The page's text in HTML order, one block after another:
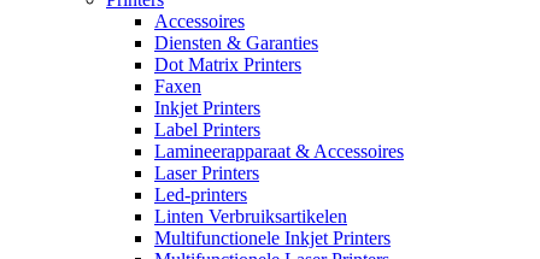
Accessoires
Diensten & Garanties
Dot Matrix Printers
Faxen
Inkjet Printers
Label Printers
Lamineerapparaat & Accessoires
Laser Printers
Led-printers
Linten Verbruiksartikelen
Multifunctionele Inkjet Printers